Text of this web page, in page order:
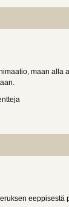
maan alla
eeppisestä